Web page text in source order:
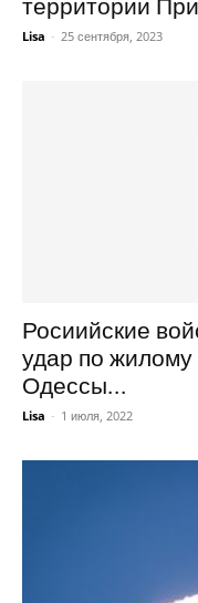
территории
Lisa - 25 сентября, 2023
Росиийские
удар по жилому
Одессы...
Lisa - 1 июля, 2022